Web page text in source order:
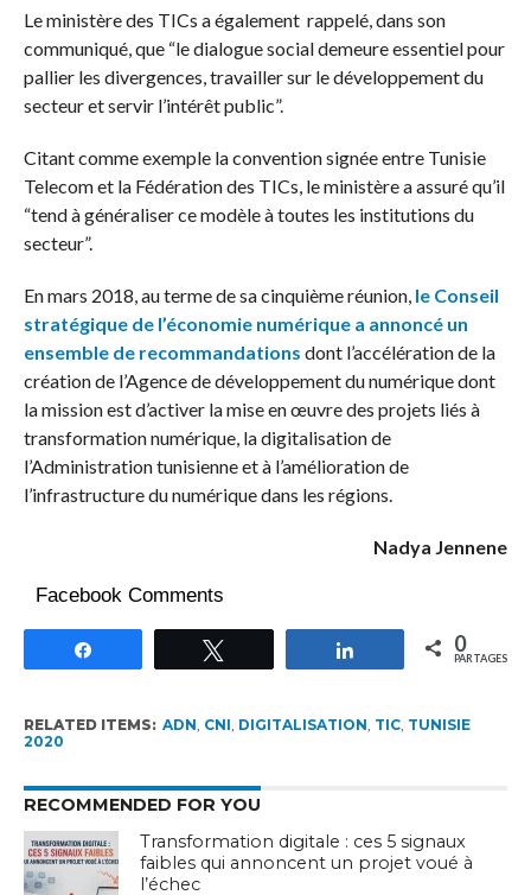
Le ministère des TICs a également rappelé, dans son
communiqué, que “le dialogue social demeure essentiel pour
pallier les divergences, travailler sur le développement du
secteur et servir l’intérêt public”.
Citant comme exemple la convention signée entre Tunisie
Telecom et la Fédération des TICs, le ministère a assuré qu’il
“tend à généraliser ce modèle à toutes les institutions du
secteur”.
En mars 2018, au terme de sa cinquième réunion,le Conseil
stratégique de l’économie numérique a annoncé un
ensemble de recommandations dont l’accélération de la
création de l’Agence de développement du numérique dont
la mission est d’activer la mise en œuvre des projets liés à
transformation numérique, la digitalisation de
l’Administration tunisienne et à l’amélioration de
l’infrastructure du numérique dans les régions.
Nadya Jennene
Facebook Comments
Partagez 0
PARTAGES
RELATED ITEMS: ADN, CNI, DIGITALISATION, TIC, TUNISIE
2020
RECOMMENDED FOR YOU
Transformation digitale : ces 5 signaux
faibles qui annoncent un projet voué à
l’échec